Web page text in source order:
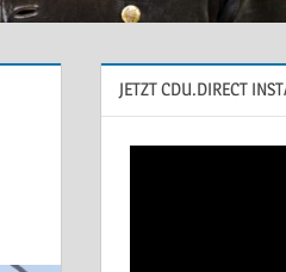
JETZT CDU.DIRECT